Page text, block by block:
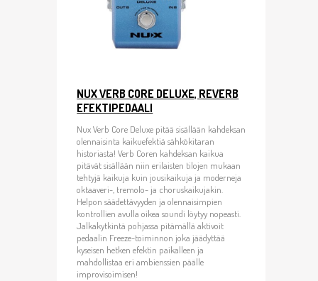
NUX VERB CORE DELUXE, REVERB
EFEKTIPEDAALI
Nux Verb Core Deluxe pitää sisällään kahdeksan
olennaisinta kaikuefektiä sähkökitaran
historiasta! Verb Coren kahdeksan kaikua
pitävät sisällään niin erilaisten tilojen mukaan
tehtyjä kaikuja kuin jousikaikuja ja moderneja
oktaaveri-, tremolo- ja choruskaikujakin.
Helpon säädettävyyden ja olennaisimpien
kontrollien avulla oikea soundi löytyy nopeasti.
Jalkakytkintä pohjassa pitämällä aktivoit
pedaalin Freeze-toiminnon joka jäädyttää
kyseisen hetken efektin paikalleen ja
mahdollistaa eri ambienssien päälle
improvisoimisen!